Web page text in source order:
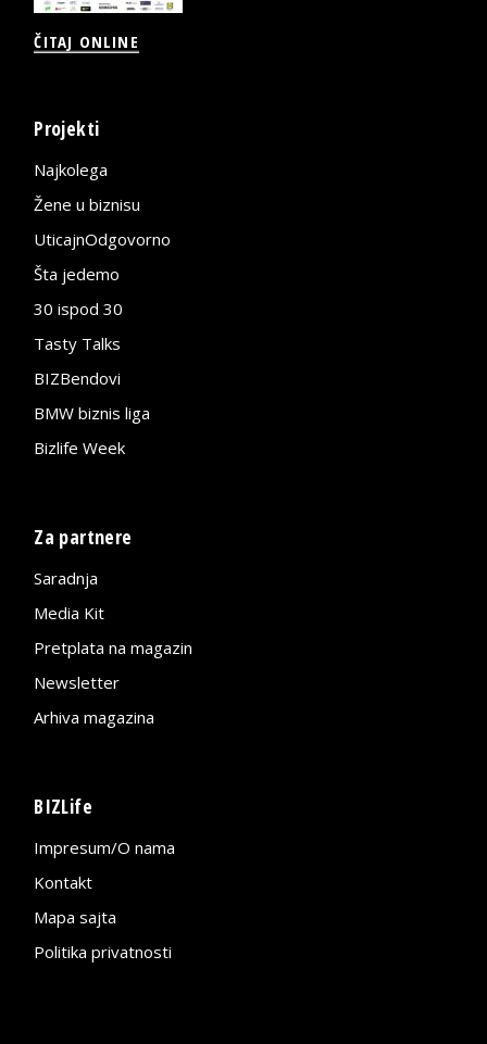
ČITAJ ONLINE
Projekti
Najkolega
Žene u biznisu
UticajnOdgovorno
Šta jedemo
30 ispod 30
Tasty Talks
BIZBendovi
BMW biznis liga
Bizlife Week
Za partnere
Saradnja
Media Kit
Pretplata na magazin
Newsletter
Arhiva magazina
BIZLife
Impresum/O nama
Kontakt
Mapa sajta
Politika privatnosti